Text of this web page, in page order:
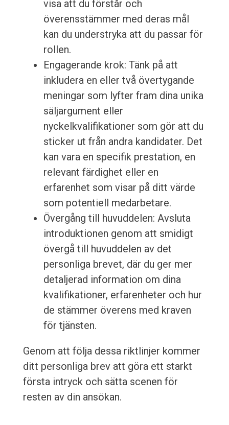
visa att du förstår och
överensstämmer med deras mål
kan du understryka att du passar för
rollen.
Engagerande krok: Tänk på att
inkludera en eller två övertygande
meningar som lyfter fram dina unika
säljargument eller
nyckelkvalifikationer som gör att du
sticker ut från andra kandidater. Det
kan vara en specifik prestation, en
relevant färdighet eller en
erfarenhet som visar på ditt värde
som potentiell medarbetare.
Övergång till huvuddelen: Avsluta
introduktionen genom att smidigt
övergå till huvuddelen av det
personliga brevet, där du ger mer
detaljerad information om dina
kvalifikationer, erfarenheter och hur
de stämmer överens med kraven
för tjänsten.
Genom att följa dessa riktlinjer kommer
ditt personliga brev att göra ett starkt
första intryck och sätta scenen för
resten av din ansökan.